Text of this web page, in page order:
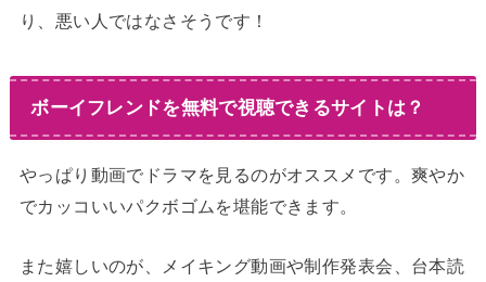
り、悪い人ではなさそうです！
ボーイフレンドを無料で視聴できるサイトは？
やっぱり動画でドラマを見るのがオススメです。爽やか
でカッコいいパクボゴムを堪能できます。
また嬉しいのが、メイキング動画や制作発表会、台本読